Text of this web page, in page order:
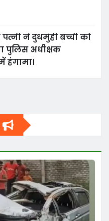
पत्नी ने दुधमुंही बच्ची को
पुलिस अधीक्षक
हंगामा।